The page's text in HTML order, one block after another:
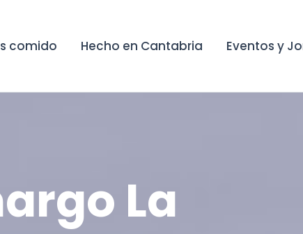
comido Hecho en Cantabria Eventos y
La